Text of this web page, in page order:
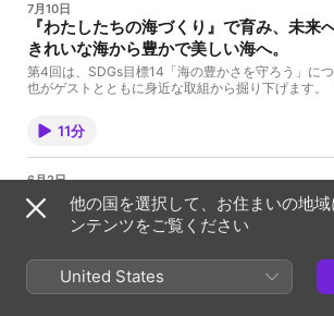
7月10日
『わたしたちの海づくり』で育み、未来
きれいな海から豊かで美しい海へ。
第4回は、SDGs目標14「海の豊かさを守ろう」に
也がゲストとともに身近な取組から掘り下げます。
しと切り離すことができない「海」をより身近に感
め、海に囲まれた兵庫県ならではの取組を紹介。地
むなか、人も生物も共に暮らせる豊かな海を未来へ
海イベントが盛りだくさん！？など海の現状や未来
スナーの疑問に答えていきます！●ゲスト兵庫県水
谷 一徳さん兵庫県地球温暖化防止活動学生推進
11分
6月2日
#3 日常の『食生活』から考える。体と心
健康づくり。
について、三上公也がゲストとともに身近な取組か
掘り下げます。 「豊かな人生を歩むために欠かせな
い”健康”」－その大切さに気づいてもらいたいとい
他の国を選択して、お住まいの地域
ンテンツをご覧ください
United States